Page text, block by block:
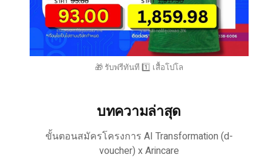
🎁 รับฟรีทันที 1️⃣ เสื้อโปโล
บทความล่าสุด
ขั้นตอนสมัครโครงการ AI Transformation (d-
voucher) x Arincare